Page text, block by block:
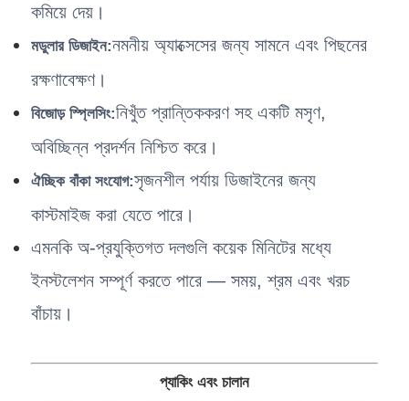
কমিয়ে দেয়।
মডুলার ডিজাইন:নমনীয় অ্যাক্সেসের জন্য সামনে এবং পিছনের
রক্ষণাবেক্ষণ।
বিজোড় স্প্লিসিং:নিখুঁত প্রান্তিককরণ সহ একটি মসৃণ,
অবিচ্ছিন্ন প্রদর্শন নিশ্চিত করে।
ঐচ্ছিক বাঁকা সংযোগ:সৃজনশীল পর্যায় ডিজাইনের জন্য
কাস্টমাইজ করা যেতে পারে।
এমনকি অ-প্রযুক্তিগত দলগুলি কয়েক মিনিটের মধ্যে
ইনস্টলেশন সম্পূর্ণ করতে পারে — সময়, শ্রম এবং খরচ
বাঁচায়।
প্যাকিং এবং চালান